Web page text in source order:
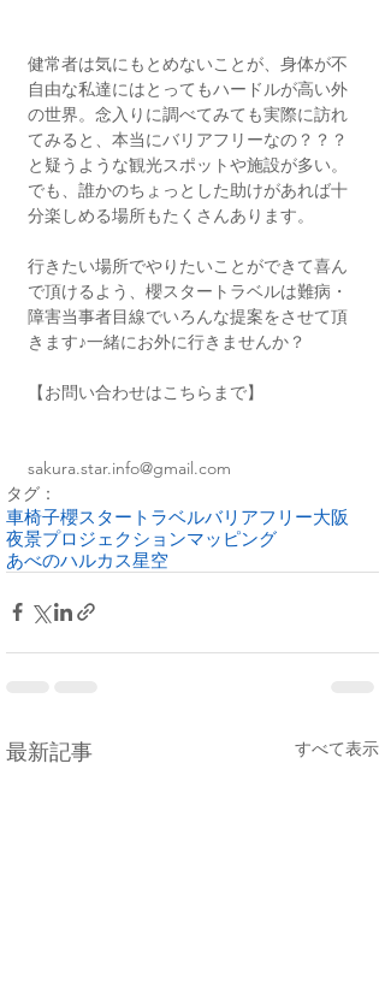
健常者は気にもとめないことが、身体が不
自由な私達にはとってもハードルが高い外
の世界。念入りに調べてみても実際に訪れ
てみると、本当にバリアフリーなの？？？
と疑うような観光スポットや施設が多い。
でも、誰かのちょっとした助けがあれば十
分楽しめる場所もたくさんあります。
行きたい場所でやりたいことができて喜ん
で頂けるよう、櫻スタートラベルは難病・
障害当事者目線でいろんな提案をさせて頂
きます♪一緒にお外に行きませんか？
【お問い合わせはこちらまで】
sakura.star.info@gmail.com
タグ：
車椅子櫻スタートラベルバリアフリー大阪
夜景プロジェクションマッピング
あべのハルカス星空
最新記事 すべて表示